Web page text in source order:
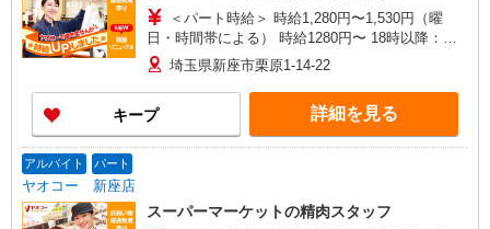
＜パート時給＞ 時給1,280円〜1,530円（曜
日・時間帯による） 時給1280円〜 18時以降：時
給1430円〜 ★土曜＋100円 ★日・祝＋100円 ※ア
ルバイトさんの時給や募集内容はお問い合わせく
ださい
埼玉県新座市栗原1-14-22
キープ 詳細を見る
アルバイト パート
ヤオコー 新座店
スーパーマーケットの精肉スタッフ